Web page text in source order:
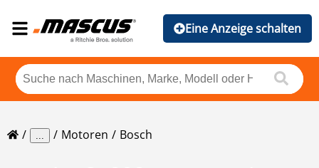
Eine Anzeige schalten
... Motoren Bosch